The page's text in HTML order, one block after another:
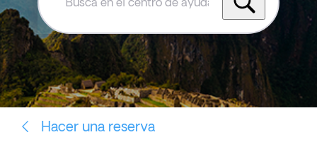
Busca
el
centro
de
ayuda
de
Exoticca
Hacer una reserva